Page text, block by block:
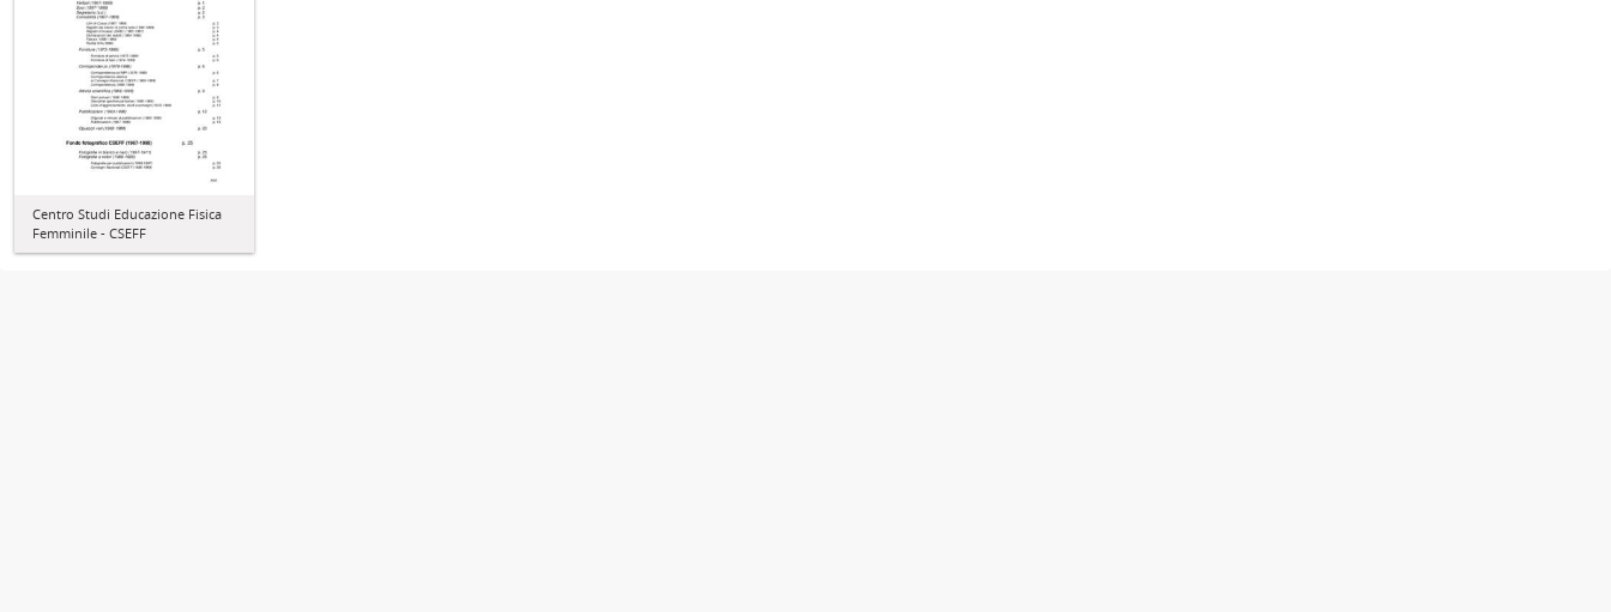
Centro Studi Educazione Fisica
Femminile - CSEFF